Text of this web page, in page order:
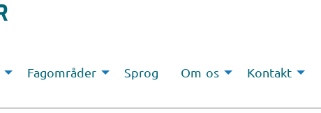
Fagområder Sprog Om os Kontakt